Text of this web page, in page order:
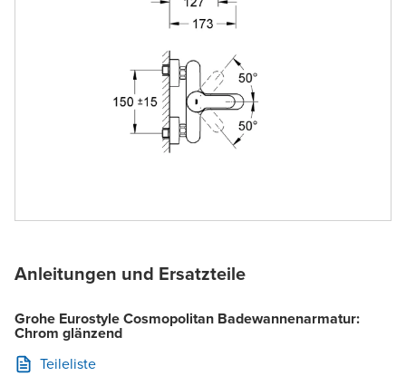
Anleitungen und Ersatzteile
Grohe Eurostyle Cosmopolitan Badewannenarmatur:
Chrom glänzend
Teileliste